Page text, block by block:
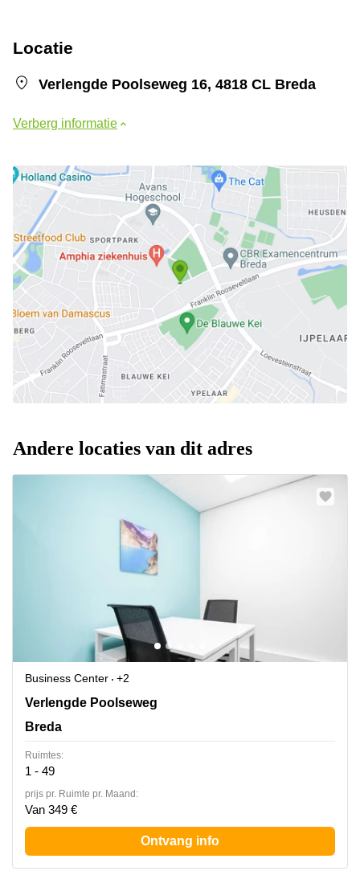
Locatie
Verlengde Poolseweg 16, 4818 CL Breda
Verberg informatie
Andere locaties van dit adres
Business Center
+2
Verlengde Poolseweg 16, Breda
Verlengde Poolseweg
Breda
Ruimtes:
1 - 49
prijs pr. Ruimte pr. Maand:
Van 349 €
Ontvang info